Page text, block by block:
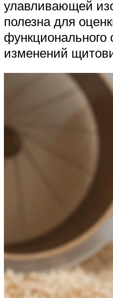
улавливающей
полезна для
функционального
изменений